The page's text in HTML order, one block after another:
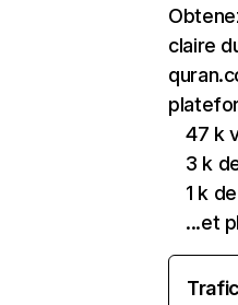
claire
47 k
3 k
1 k
...et